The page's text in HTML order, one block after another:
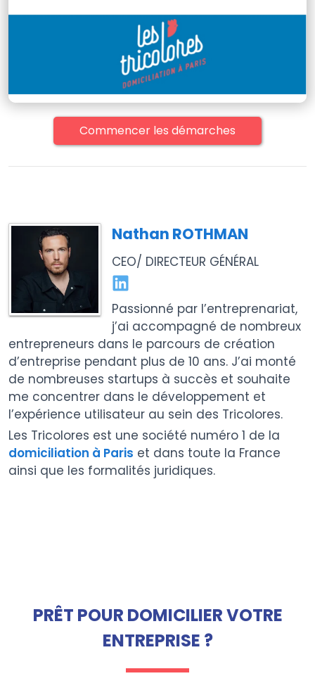
Commencer les démarches
Nathan ROTHMAN
CEO/ DIRECTEUR GÉNÉRAL
Passionné par l’entreprenariat,
j’ai accompagné de nombreux
entrepreneurs dans le parcours de création
d’entreprise pendant plus de 10 ans. J’ai monté
de nombreuses startups à succès et souhaite
me concentrer dans le développement et
l’expérience utilisateur au sein des Tricolores.
Les Tricolores est une société numéro 1 de la
domiciliation à Paris et dans toute la France
ainsi que les formalités juridiques.
PRÊT POUR DOMICILIER VOTRE
ENTREPRISE ?